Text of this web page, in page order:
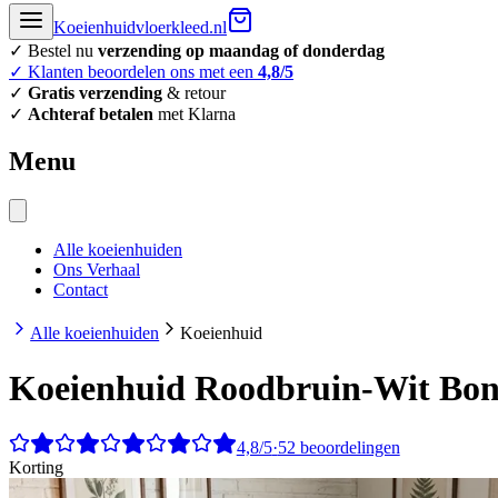
Koeienhuidvloerkleed.nl
✓ Bestel nu verzending op maandag of donderdag
✓ Klanten beoordelen ons met een 4,8/5
✓ Gratis verzending & retour
✓ Achteraf betalen met Klarna
Menu
Alle koeienhuiden
Ons Verhaal
Contact
Alle koeienhuiden Koeienhuid
Koeienhuid Roodbruin-Wit
4,8/5·52 beoordelingen
Korting